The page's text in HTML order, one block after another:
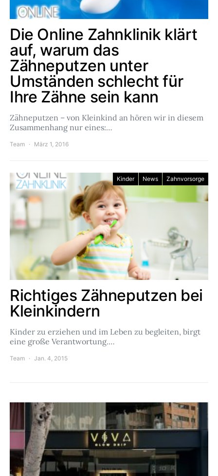
Die Online Zahnklinik klärt
auf, warum das
Zähneputzen unter
Umständen schlecht für
Ihre Zähne sein kann
Zähneputzen – von Kleinkind an hören wir in diesem
Zusammenhang nur eines:…
Team März 1, 2016
Kinder News Zahnvorsorge
Richtiges Zähneputzen bei
Kleinkindern
Kinder zu erziehen und im Leben zu begleiten, birgt
eine große Verantwortung.…
Team Jan. 4, 2015